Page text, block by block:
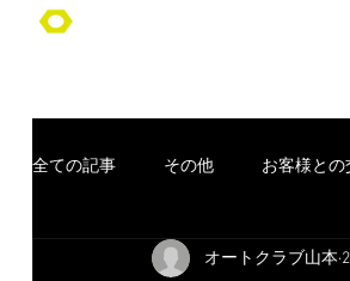
全ての記事 その他 お客様との
ポッキリ車検 オー
オートクラブ山本